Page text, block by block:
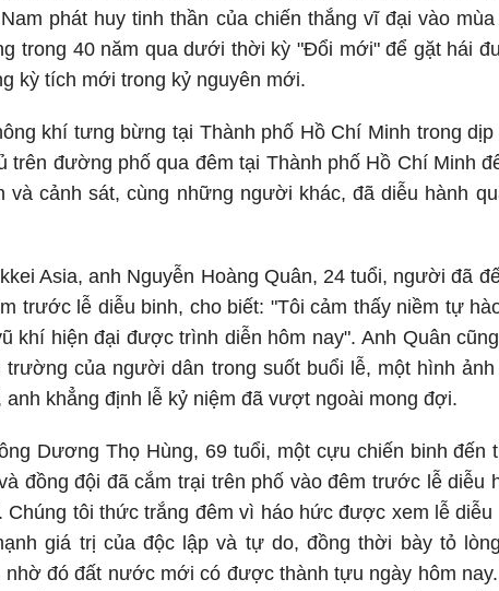
phát huy tinh thần của chiến thắng vĩ đại vào
trong 40 năm qua dưới thời kỳ "Đổi mới" để gặt hái
kỳ tích mới trong kỷ nguyên mới.
khí tưng bừng tại Thành phố Hồ Chí Minh trong dịp
trên đường phố qua đêm tại Thành phố Hồ Chí Minh
và cảnh sát, cùng những người khác, đã diễu hành
Asia, anh Nguyễn Hoàng Quân, 24 tuổi, người đã
trước lễ diễu binh, cho biết: "Tôi cảm thấy niềm tự
khí hiện đại được trình diễn hôm nay". Anh Quân
của người dân trong suốt buổi lễ, một hình
anh khẳng định lễ kỷ niệm đã vượt ngoài mong đợi.
Dương Thọ Hùng, 69 tuổi, một cựu chiến binh đến
đồng đội đã cắm trại trên phố vào đêm trước lễ diễu
Chúng tôi thức trắng đêm vì háo hức được xem lễ diễu
giá trị của độc lập và tự do, đồng thời bày tỏ
đó đất nước mới có được thành tựu ngày hôm